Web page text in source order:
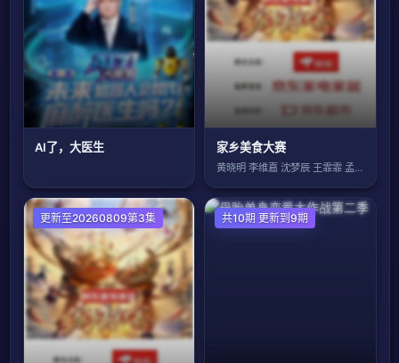
AI了，大医生 家乡美食大赛
黄晓明 李维嘉 沈梦辰 王霏霏 孟佳 金
大陆综艺
更新至20260809第3集 日韩综艺
共10期 更新到9期